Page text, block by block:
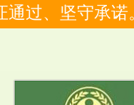
通过、坚守承诺